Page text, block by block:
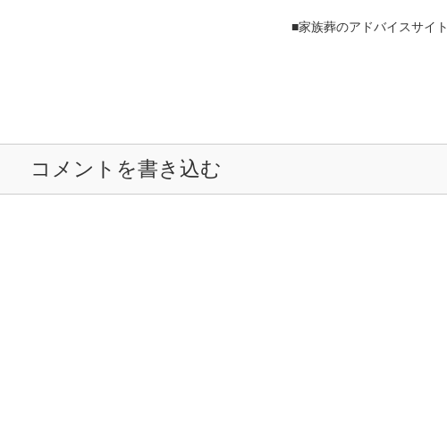
■家族葬のアドバイスサイト
コメントを書き込む